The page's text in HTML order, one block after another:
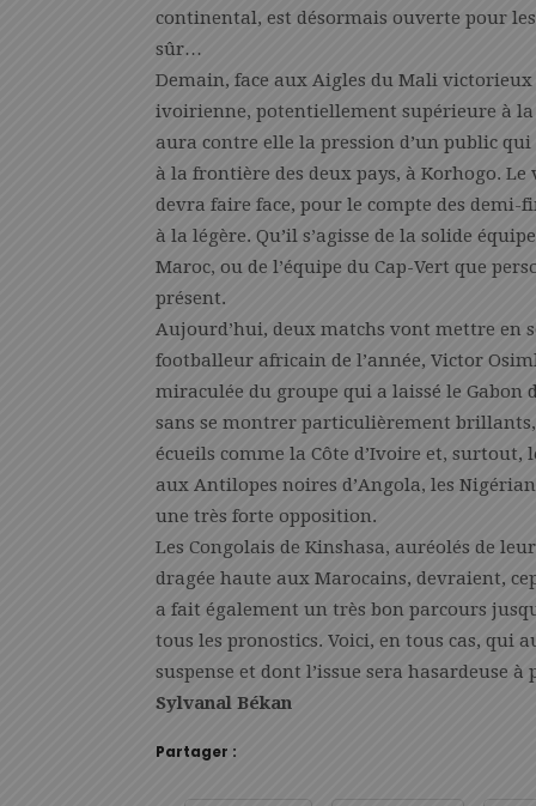
continental, est désormais ouverte pour
sûr…
Demain, face aux Aigles du Mali
ivoirienne, potentiellement supérieure à
aura contre elle la pression d’un public
à la frontière des deux pays, à Korhogo.
devra faire face, pour le compte des demi-
à la légère. Qu’il s’agisse de la solide
Maroc, ou de l’équipe du Cap-Vert que
présent.
Aujourd’hui, deux matchs vont mettre en
footballeur africain de l’année, Victor
miraculée du groupe qui a laissé le Gabon
sans se montrer particulièrement
écueils comme la Côte d’Ivoire et, surtout,
aux Antilopes noires d’Angola, les
une très forte opposition.
Les Congolais de Kinshasa, auréolés de
dragée haute aux Marocains, devraient,
a fait également un très bon parcours
tous les pronostics. Voici, en tous cas, qui
suspense et dont l’issue sera hasardeuse
Sylvanal Békan
Partager :